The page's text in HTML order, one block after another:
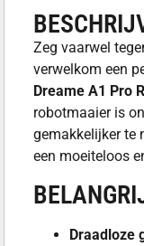
Zeg vaarwel
verwelkom een
Dreame A1 Pro
robotmaaier is
gemakkelijker te
een moeiteloos
Draadloze